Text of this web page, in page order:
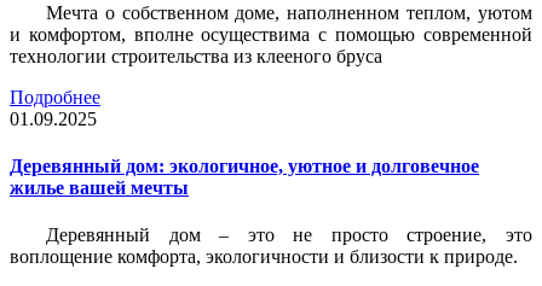
Мечта о собственном доме, наполненном теплом, уютом
и комфортом, вполне осуществима с помощью современной
технологии строительства из клееного бруса
Подробнее
01.09.2025
Деревянный дом: экологичное, уютное и долговечное
жилье вашей мечты
Деревянный дом – это не просто строение, это
воплощение комфорта, экологичности и близости к природе.